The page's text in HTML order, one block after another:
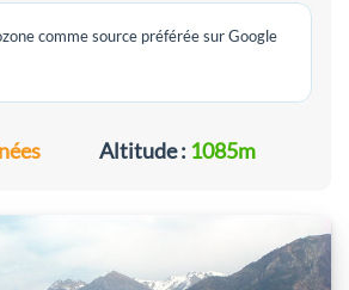
comme source préférée sur Google
Altitude : 1085m